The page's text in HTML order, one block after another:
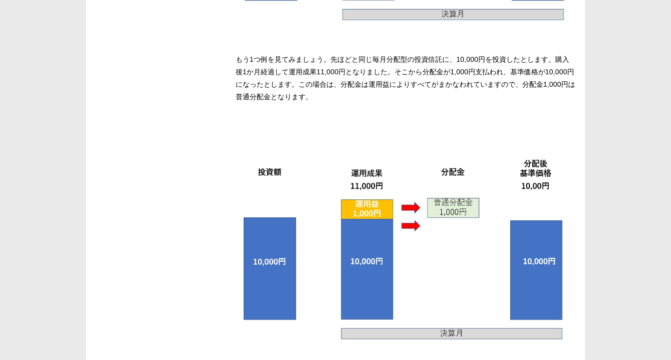
もう1つ例を見てみましょう。先ほどと同じ毎月分配型の投資信託に、10,000円を投資したとします。購入
後1か月経過して運用成果11,000円となりました。そこから分配金が1,000円支払われ、基準価格が10,000円
になったとします。この場合は、分配金は運用益によりすべてがまかなわれていますので、分配金1,000円は
普通分配金となります。